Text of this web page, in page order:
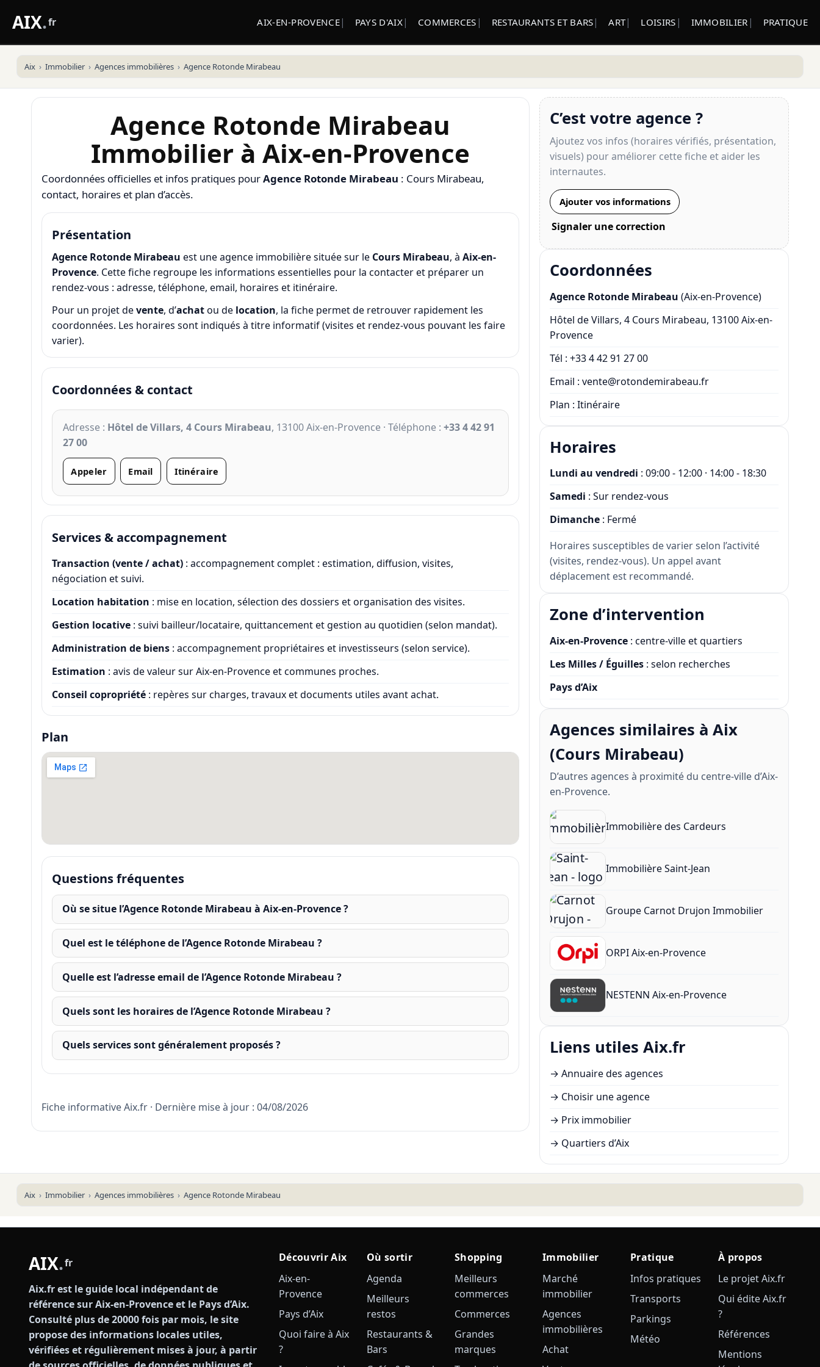
AIX.fr AIX-EN-PROVENCE PAYS D'AIX COMMERCES RESTAURANTS ET BARS ART LOISIRS IMMOBILIER PRATIQUE
Aix Immobilier Agences immobilières Agence Rotonde Mirabeau
Agence Rotonde Mirabeau
Immobilier à Aix-en-Provence
Coordonnées officielles et infos pratiques pourAgence Rotonde Mirabeau : Cours Mirabeau,
contact, horaires et plan d’accès.
Présentation
Agence Rotonde Mirabeau est une agence immobilière située sur le Cours Mirabeau, à Aix-en-
Provence. Cette fiche regroupe les informations essentielles pour la contacter et préparer un
rendez-vous : adresse, téléphone, email, horaires et itinéraire.
Pour un projet devente, d’achatou de location, la fiche permet de retrouver rapidement les
coordonnées. Les horaires sont indiqués à titre informatif (visites et rendez-vous pouvant les faire
varier).
Coordonnées & contact
Adresse : Hôtel de Villars, 4 Cours Mirabeau, 13100 Aix-en-Provence · Téléphone :+33 4 42 91
27 00
Appeler Email Itinéraire
Services & accompagnement
Transaction (vente / achat): accompagnement complet : estimation, diffusion, visites,
négociation et suivi.
Location habitation : mise en location, sélection des dossiers et organisation des visites.
Gestion locative: suivi bailleur/locataire, quittancement et gestion au quotidien (selon mandat).
Administration de biens: accompagnement propriétaires et investisseurs (selon service).
Estimation : avis de valeur sur Aix-en-Provence et communes proches.
Conseil copropriété: repères sur charges, travaux et documents utiles avant achat.
Plan
Questions fréquentes
Où se situe l’Agence Rotonde Mirabeau à Aix-en-Provence ?
Quel est le téléphone de l’Agence Rotonde Mirabeau ?
Quelle est l’adresse email de l’Agence Rotonde Mirabeau ?
Quels sont les horaires de l’Agence Rotonde Mirabeau ?
Quels services sont généralement proposés ?
Fiche informative Aix.fr · Dernière mise à jour : 04/08/2026
C’est votre agence ?
Ajoutez vos infos (horaires vérifiés, présentation,
visuels) pour améliorer cette fiche et aider les
internautes.
Ajouter vos informations
Signaler une correction
Coordonnées
Agence Rotonde Mirabeau (Aix-en-Provence)
Hôtel de Villars, 4 Cours Mirabeau, 13100 Aix-en-
Provence
Tél :+33 4 42 91 27 00
Email :vente@rotondemirabeau.fr
Plan :Itinéraire
Horaires
Lundi au vendredi : 09:00 - 12:00 · 14:00 - 18:30
Samedi : Sur rendez-vous
Dimanche : Fermé
Horaires susceptibles de varier selon l’activité
(visites, rendez-vous). Un appel avant
déplacement est recommandé.
Zone d’intervention
Aix-en-Provence : centre-ville et quartiers
Les Milles / Éguilles : selon recherches
Pays d’Aix
Agences similaires à Aix
(Cours Mirabeau)
D’autres agences à proximité du centre-ville d’Aix-
en-Provence.
Immobilière des Cardeurs
Immobilière Saint-Jean
Groupe Carnot Drujon Immobilier
ORPI Aix-en-Provence
NESTENN Aix-en-Provence
Liens utiles Aix.fr
→Annuaire des agences
→ Choisir une agence
→ Prix immobilier
→ Quartiers d’Aix
Aix Immobilier Agences immobilières Agence Rotonde Mirabeau
AIX.fr
Aix.fr est le guide local indépendant de
référence sur Aix-en-Provence et le Pays d’Aix.
Consulté plus de 20000 fois par mois, le site
propose des informations locales utiles,
vérifiées et régulièrement mises à jour, à partir
Découvrir Aix
Aix-en-
Provence
Pays d’Aix
Quoi faire à Aix
?
Où sortir
Agenda
Meilleurs
restos
Restaurants &
Bars
Shopping
Meilleurs
commerces
Commerces
Grandes
marques
Immobilier
Marché
immobilier
Agences
immobilières
Achat
Pratique
Infos pratiques
Transports
Parkings
Météo
À propos
Le projet Aix.fr
Qui édite Aix.fr
?
Références
Mentions